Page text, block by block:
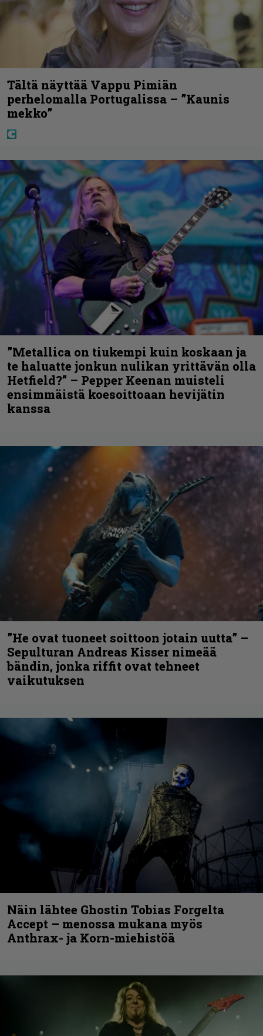
Tältä näyttää Vappu Pimiän
perhelomalla Portugalissa – ”Kaunis
mekko”
”Metallica on tiukempi kuin koskaan ja
te haluatte jonkun nulikan yrittävän olla
Hetfield?” – Pepper Keenan muisteli
ensimmäistä koesoittoaan hevijätin
kanssa
”He ovat tuoneet soittoon jotain uutta” –
Sepulturan Andreas Kisser nimeää
bändin, jonka riffit ovat tehneet
vaikutuksen
Näin lähtee Ghostin Tobias Forgelta
Accept – menossa mukana myös
Anthrax- ja Korn-miehistöä